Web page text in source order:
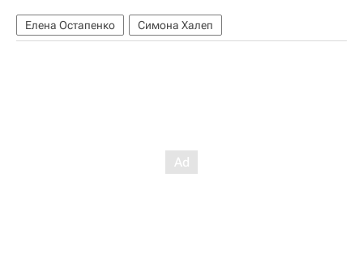
Елена Остапенко Симона Халеп